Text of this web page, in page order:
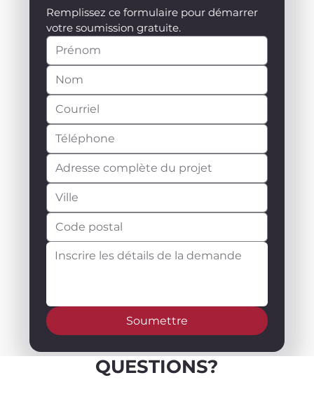
Remplissez ce formulaire pour démarrer
votre soumission gratuite.
Soumettre
QUESTIONS?